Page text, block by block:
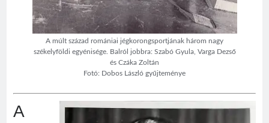
A múlt század romániai jégkorongsportjának három nagy
székelyföldi egyénisége. Balról jobbra: Szabó Gyula, Varga Dezső
és Czáka Zoltán
Fotó: Dobos László gyűjteménye
A